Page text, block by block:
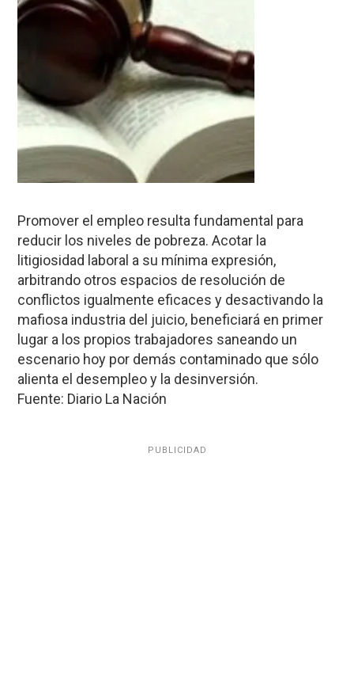
Promover el empleo resulta fundamental para
reducir los niveles de pobreza. Acotar la
litigiosidad laboral a su mínima expresión,
arbitrando otros espacios de resolución de
conflictos igualmente eficaces y desactivando la
mafiosa industria del juicio, beneficiará en primer
lugar a los propios trabajadores saneando un
escenario hoy por demás contaminado que sólo
alienta el desempleo y la desinversión.
Fuente: Diario La Nación
PUBLICIDAD